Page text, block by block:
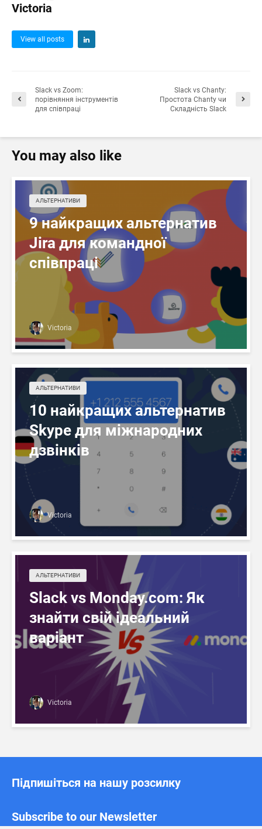
Victoria
View all posts
Slack vs Zoom:
порівняння інструментів
для співпраці
Slack vs Chanty:
Простота Chanty чи
Складність Slack
You may also like
АЛЬТЕРНАТИВИ
9 найкращих альтернатив
Jira для командної
співпраці
Victoria
АЛЬТЕРНАТИВИ
10 найкращих альтернатив
Skype для міжнародних
дзвінків
Victoria
АЛЬТЕРНАТИВИ
Slack vs Monday.com: Як
знайти свій ідеальний
варіант
Victoria
Підпишіться на нашу розсилку
Subscribe to our Newsletter